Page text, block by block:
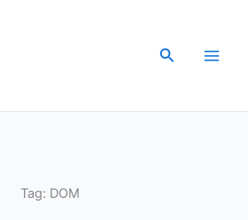
Buscar
Tag: DOM